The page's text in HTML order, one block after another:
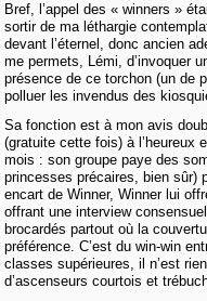
Bref, l’appel des « winners »
sortir de ma léthargie
devant l’éternel, donc ancien
me permets, Lémi, d’invoquer
présence de ce torchon (un de
polluer les invendus des
Sa fonction est à mon avis
(gratuite cette fois) à l’heureux
mois : son groupe paye des
princesses précaires, bien sûr)
encart de Winner, Winner lui
offrant une interview
brocardés partout où la
préférence. C’est du win-win
classes supérieures, il n’est
d’ascenseurs courtois et